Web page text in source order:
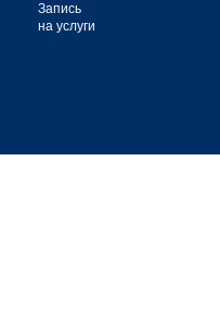
Запись
на услуги